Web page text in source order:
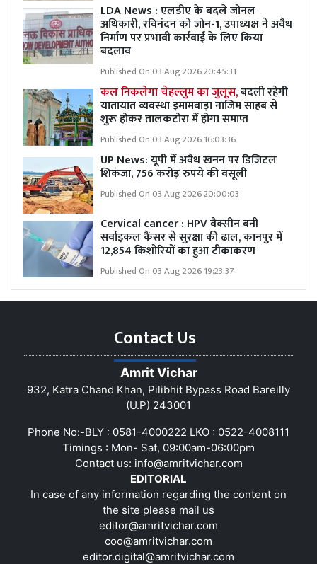
LDA News : एलडीए के बदले जोनल
अधिकारी, रविनंदन को जोन-1, उपाध्यक्ष ने अवैध
निर्माण पर प्रभावी कार्रवाई के लिए किया
बदलाव
Published On 03 Aug 2026 20:45:31
कल निकलेगा चेहल्लुम का जुलूस,बदली रहेगी
यातायात व्यवस्था इमामबाड़ा नाजिम साहब से
शुरू होकर तालकटोरा में होगा समाप्त
Published On 03 Aug 2026 16:03:36
UP News: यूपी में अवैध खनन पर डिजिटल
शिकंजा, 756 करोड़ रुपये की वसूली
Published On 03 Aug 2026 20:00:03
Cervical cancer : HPV वैक्सीन बनी
सर्वाइकल कैंसर से सुरक्षा की ढाल, कानपुर में
12,854 किशोरियों का हुआ टीकाकरण
Published On 03 Aug 2026 19:23:37
Contact Us
Amrit Vichar
932, Katra Chand Khan, Pilibhit Bypass Road Bareilly
(U.P) 243001
Phone No:-BLY : 0581-4000222 LKO : 0522-4008111
Timings : Mon- Sat, 09:00am-06:00pm
Contact us: info@amritvichar.com
EDITORIAL
In case of any information regarding the content on
the site please mail us
editor@amritvichar.com
coo@amritvichar.com
editor.digital@amritvichar.com